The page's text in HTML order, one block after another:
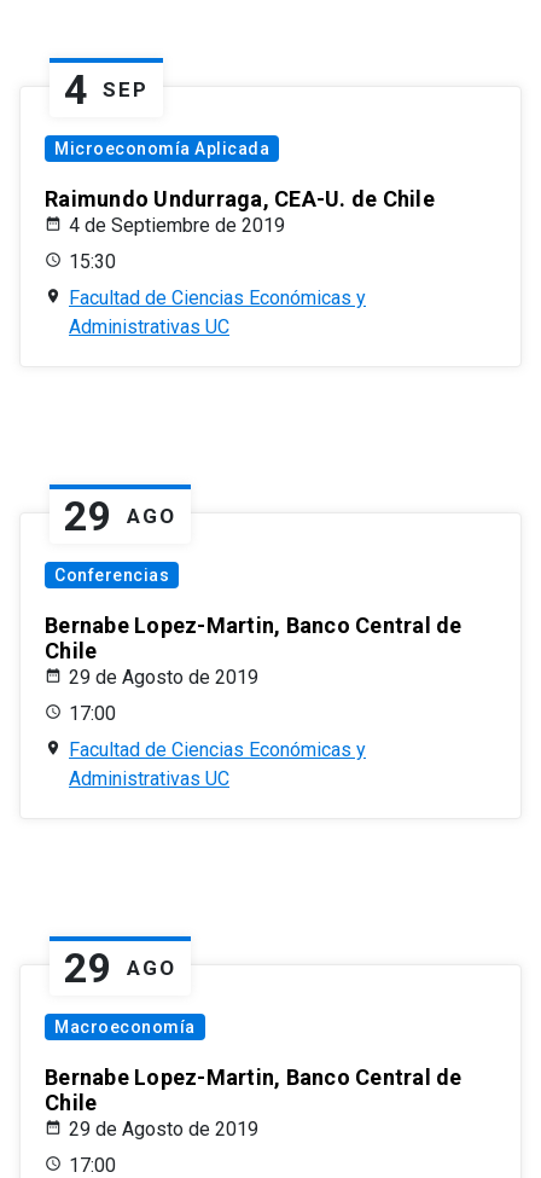
4 SEP
Microeconomía Aplicada
Raimundo Undurraga, CEA-U. de Chile
4 de Septiembre de 2019
15:30
Facultad de Ciencias Económicas y
Administrativas UC
29 AGO
Conferencias
Bernabe Lopez-Martin, Banco Central de
Chile
29 de Agosto de 2019
17:00
Facultad de Ciencias Económicas y
Administrativas UC
29 AGO
Macroeconomía
Bernabe Lopez-Martin, Banco Central de
Chile
29 de Agosto de 2019
17:00